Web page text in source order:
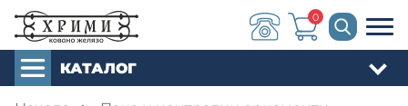
0
КАТАЛОГ